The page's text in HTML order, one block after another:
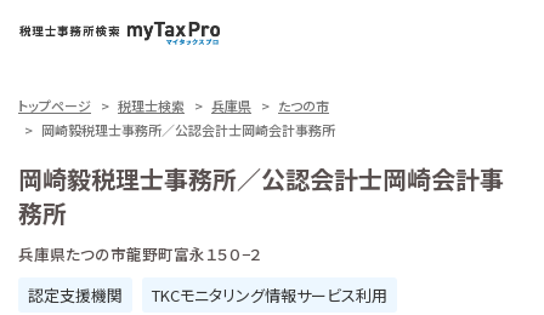
トップページ 税理士検索 兵庫県
たつの市
岡崎毅税理士事務所／公認会計士岡崎会計事務所
岡崎毅税理士事務所／公認会計士岡崎会計事
務所
兵庫県たつの市龍野町富永１５０−２
認定支援機関
TKCモニタリング情報サービス利用